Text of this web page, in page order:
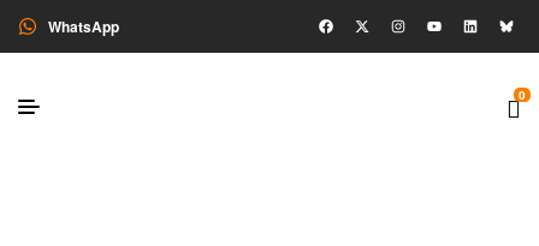
WhatsApp
0